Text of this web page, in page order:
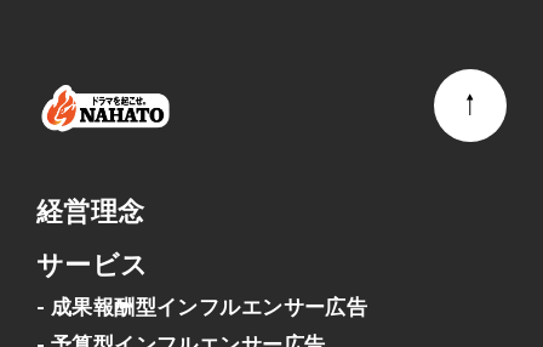
経営理念
サービス
- 成果報酬型インフルエンサー広告